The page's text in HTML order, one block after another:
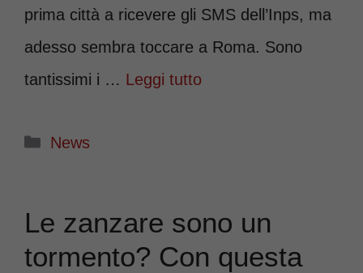
prima città a ricevere gli SMS dell’Inps, ma
adesso sembra toccare a Roma. Sono
tantissimi i … Leggi tutto
Categorie
News
Le zanzare sono un
tormento? Con questa